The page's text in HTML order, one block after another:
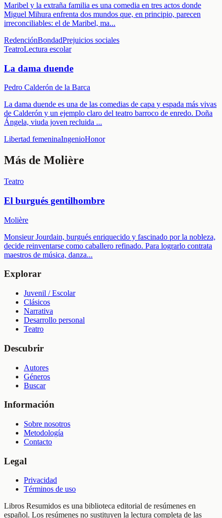
Maribel y la extraña familia es una comedia en tres actos donde
Miguel Mihura enfrenta dos mundos que, en principio, parecen
irreconciliables: el de Maribel, ma...
RedenciónBondadPrejuicios sociales
TeatroLectura escolar
La dama duende
Pedro Calderón de la Barca
La dama duende es una de las comedias de capa y espada más vivas
de Calderón y un ejemplo claro del teatro barroco de enredo. Doña
Ángela, viuda joven recluida ...
Libertad femeninaIngenioHonor
Más de Molière
Teatro
El burgués gentilhombre
Molière
Monsieur Jourdain, burgués enriquecido y fascinado por la nobleza,
decide reinventarse como caballero refinado. Para lograrlo contrata
maestros de música, danza...
Explorar
Juvenil / Escolar
Clásicos
Narrativa
Desarrollo personal
Teatro
Descubrir
Autores
Géneros
Buscar
Información
Sobre nosotros
Metodología
Contacto
Legal
Privacidad
Términos de uso
Libros Resumidos es una biblioteca editorial de resúmenes en
español. Los resúmenes no sustituyen la lectura completa de las